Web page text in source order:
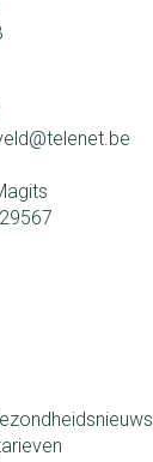
telenet.be